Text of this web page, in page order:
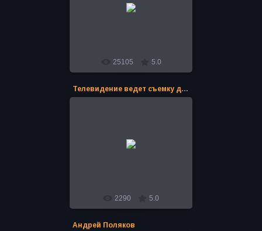
Полякова "Тайны Сибири 2011-14"
был найден древний артефакт.
25105 5.0
Телевидение ведет съемку диалога
Полякова "Тайны Сибири 2011-14"
был найден древний артефакт.
2290 5.0
Андрей Поляков